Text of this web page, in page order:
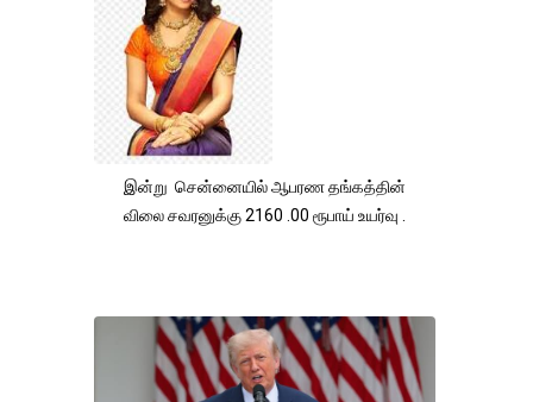
இன்று சென்னையில் ஆபரண தங்கத்தின்
விலை சவரனுக்கு 2160 .00 ரூபாய் உயர்வு .